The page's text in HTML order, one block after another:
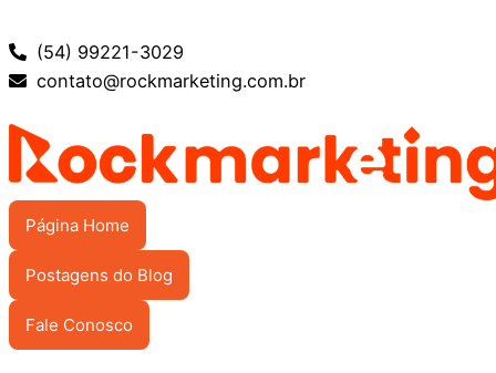
(54) 99221-3029
contato@rockmarketing.com.br
Página Home
Postagens do Blog
Fale Conosco